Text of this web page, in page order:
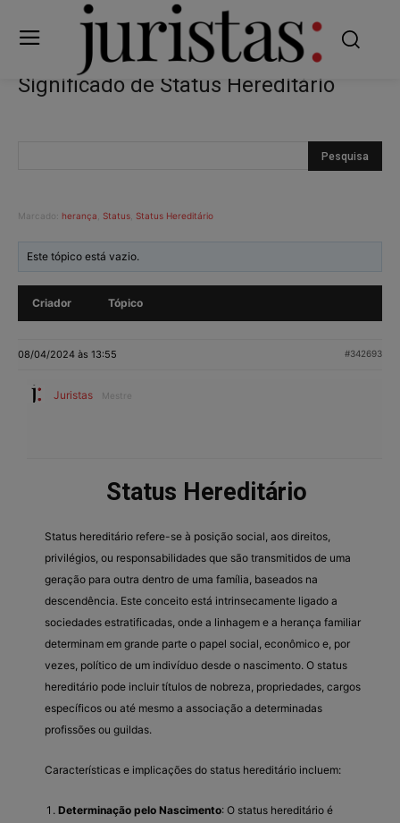
Significado de Status Hereditário
Marcado: herança Status Status Hereditário
Este tópico está vazio.
Criador Tópico
08/04/2024 às 13:55 #342693
Juristas Mestre
Status Hereditário
Status hereditário refere-se à posição social, aos direitos,
privilégios, ou responsabilidades que são transmitidos de uma
geração para outra dentro de uma família, baseados na
descendência. Este conceito está intrinsecamente ligado a
sociedades estratificadas, onde a linhagem e a herança familiar
determinam em grande parte o papel social, econômico e, por
vezes, político de um indivíduo desde o nascimento. O status
hereditário pode incluir títulos de nobreza, propriedades, cargos
específicos ou até mesmo a associação a determinadas
profissões ou guildas.
Características e implicações do status hereditário incluem:
Determinação pelo Nascimento: O status hereditário é